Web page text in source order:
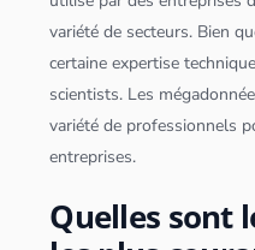
variété de secteurs. Bien
certaine expertise
scientists. Les méga
variété de professionnels
entreprises.
Quelles sont